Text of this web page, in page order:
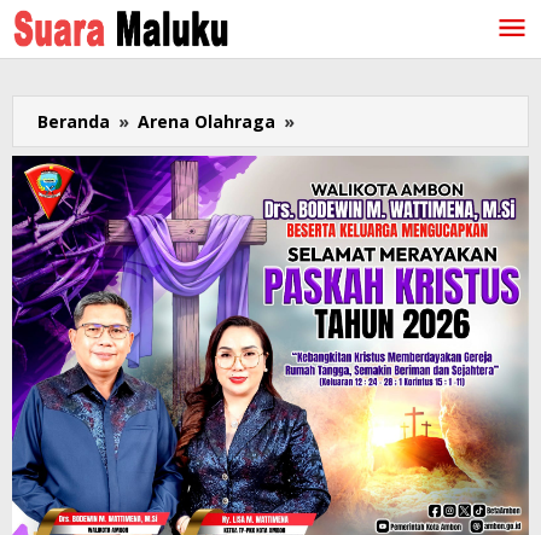
Lewati
ke
konten
Beranda » Arena Olahraga »
Pertama
Maluku
untuk
PON
2021
Tiba
di
Papua
Disambut
Ikemal